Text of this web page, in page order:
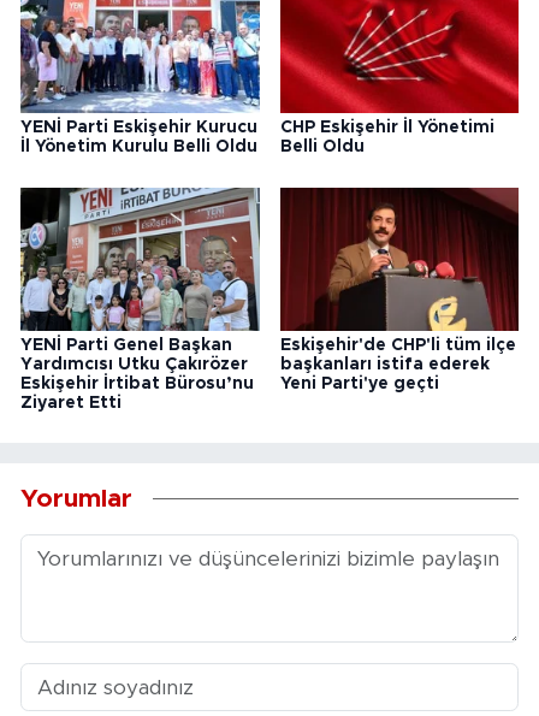
YENİ Parti Eskişehir Kurucu
İl Yönetim Kurulu Belli Oldu
CHP Eskişehir İl Yönetimi
Belli Oldu
YENİ Parti Genel Başkan
Yardımcısı Utku Çakırözer
Eskişehir İrtibat Bürosu’nu
Ziyaret Etti
Eskişehir'de CHP'li tüm ilçe
başkanları istifa ederek
Yeni Parti'ye geçti
Yorumlar